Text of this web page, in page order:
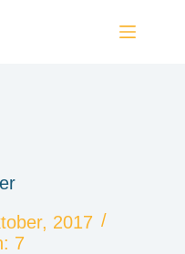
2017
7